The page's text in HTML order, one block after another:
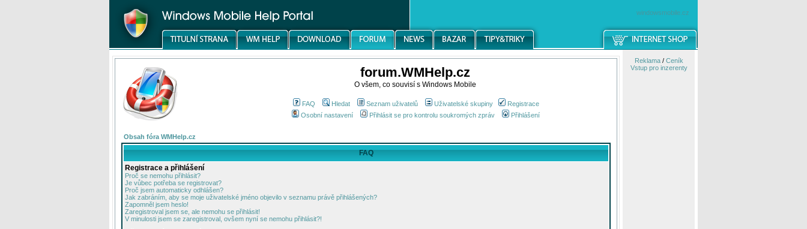
windowsmobile.cz
forum.WMHelp.cz
O všem, co souvisí s Windows Mobile
FAQ Hledat Seznam uživatelů Uživatelské skupiny
Registrace
Osobní nastavení
Přihlásit se pro kontrolu soukromých zpráv Přihlášení
Obsah fóra WMHelp.cz
FAQ
Registrace a přihlášení
Proč se nemohu přihlásit?
Je vůbec potřeba se registrovat?
Proč jsem automaticky odhlášen?
Jak zabráním, aby se moje uživatelské jméno objevilo v seznamu právě přihlášených?
Zapomněl jsem heslo!
Zaregistroval jsem se, ale nemohu se přihlásit!
V minulosti jsem se zaregistroval, ovšem nyní se nemohu přihlásit?!
Reklama/ Ceník
Vstup pro inzerenty